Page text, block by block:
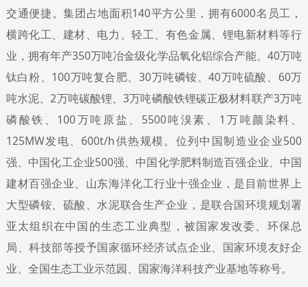
交通便捷。集团占地面积140平方公里，拥有6000名员工，
横跨化工、建材、电力、轻工、有色金属、锂电新材料等行
业，拥有年产350万吨冶金级化学品氧化铝综合产能、40万吨
钛白粉、100万吨复合肥、30万吨磷铵、40万吨硫酸、60万
吨水泥、2万吨碳酸锂、3万吨磷酸铁锂碳正极材料联产3万吨
磷酸铁、100万吨原盐、5500吨溴素、1万吨颜染料、
125MW发电、600t/h供热规模。位列中国制造业企业500
强、中国化工企业500强、中国化学肥料制造百强企业、中国
建材百强企业、山东海洋化工行业十强企业，是目前世界上
大型磷铵、硫酸、水泥联合生产企业，是联合国环境规划署
亚太组织在中国的生态工业典型，被国家发改委、环保总
局、科技部等授予国家循环经济试点企业、国家环境友好企
业、全国生态工业示范园、国家海洋科技产业基地等称号。